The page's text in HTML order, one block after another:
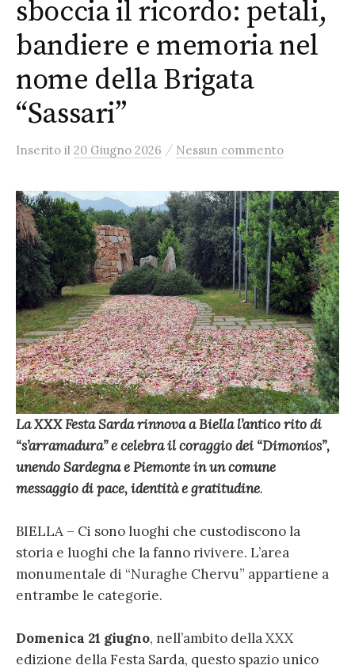
sboccia il ricordo: petali,
bandiere e memoria nel
nome della Brigata
“Sassari”
Inserito il 20 Giugno 2026 / Nessun commento
La XXX Festa Sarda rinnova a Biella l’antico rito di
“s’arramadura” e celebra il coraggio dei “Dimonios”,
unendo Sardegna e Piemonte in un comune
messaggio di pace, identità e gratitudine.
BIELLA – Ci sono luoghi che custodiscono la
storia e luoghi che la fanno rivivere. L’area
monumentale di “Nuraghe Chervu” appartiene a
entrambe le categorie.
Domenica 21 giugno, nell’ambito della XXX
edizione della Festa Sarda, questo spazio unico